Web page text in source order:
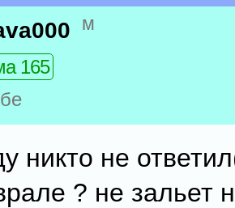
м
165
никто не
? не зальет